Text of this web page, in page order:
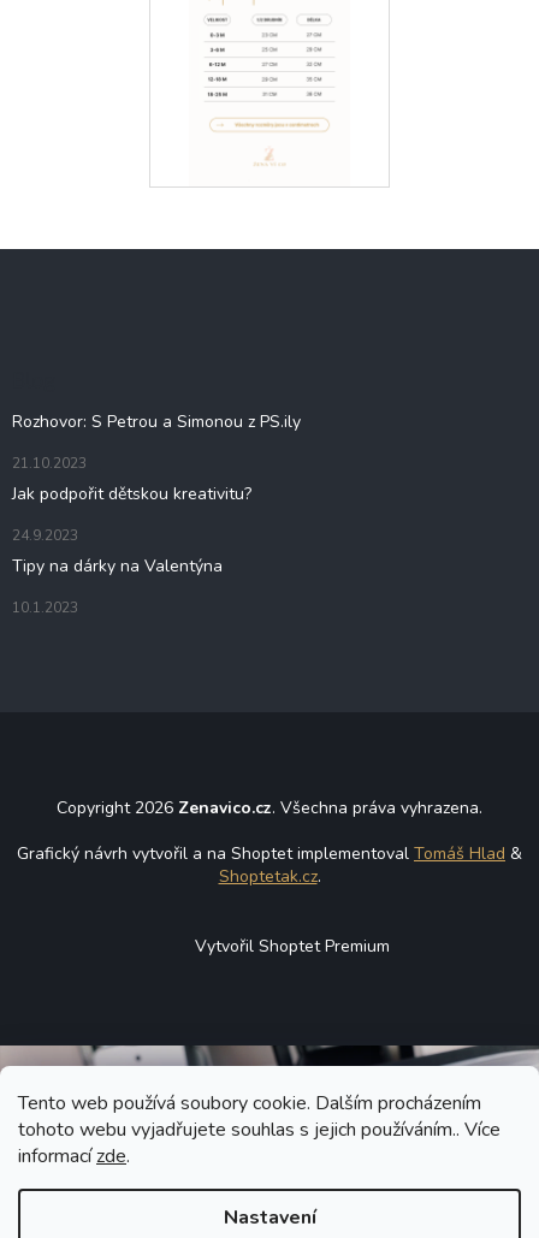
Tento web používá soubory cookie. Dalším procházením
tohoto webu vyjadřujete souhlas s jejich používáním.. Více
informacízde.
Nastavení
Rozhovor: S Petrou a Simonou z PS.ily
21.10.2023
Jak podpořit dětskou kreativitu?
24.9.2023
Tipy na dárky na Valentýna
10.1.2023
Copyright 2026 Zenavico.cz. Všechna práva vyhrazena.
Grafický návrh vytvořil a na Shoptet implementoval Tomáš Hlad &
Shoptetak.cz.
Vytvořil Shoptet Premium